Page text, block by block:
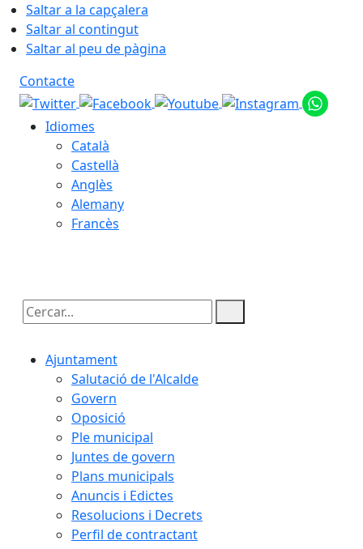
Saltar a la capçalera
Saltar al contingut
Saltar al peu de pàgina
Contacte
Idiomes
Català
Castellà
Anglès
Alemany
Francès
Cercar:
Ajuntament
Salutació de l'Alcalde
Govern
Oposició
Ple municipal
Juntes de govern
Plans municipals
Anuncis i Edictes
Resolucions i Decrets
Perfil de contractant